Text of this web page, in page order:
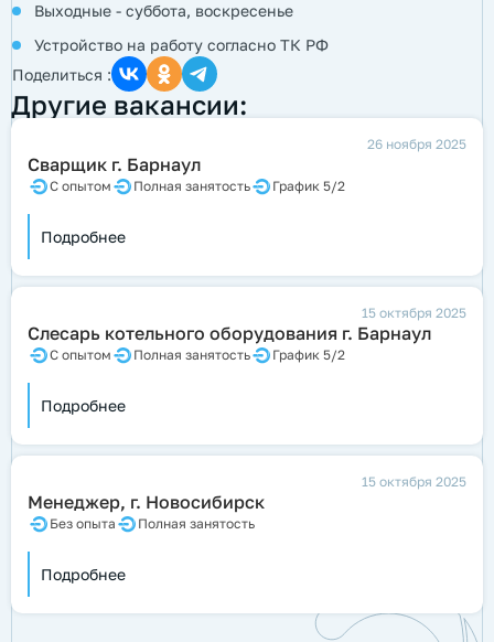
Выходные - суббота, воскресенье
Устройство на работу согласно ТК РФ
Поделиться :
Другие вакансии:
26 ноября 2025
Сварщик г. Барнаул
С опытом Полная занятость График 5/2
Подробнее
15 октября 2025
Слесарь котельного оборудования г. Барнаул
С опытом Полная занятость График 5/2
Подробнее
15 октября 2025
Менеджер, г. Новосибирск
Без опыта Полная занятость
Подробнее